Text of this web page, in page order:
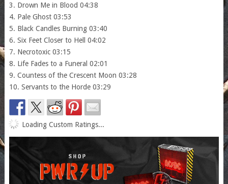
3. Drown Me in Blood 04:38
4. Pale Ghost 03:53
5. Black Candles Burning 03:40
6. Six Feet Closer to Hell 04:02
7. Necrotoxic 03:15
8. Life Fades to a Funeral 02:01
9. Countess of the Crescent Moon 03:28
10. Servants to the Horde 03:29
Loading Custom Ratings...